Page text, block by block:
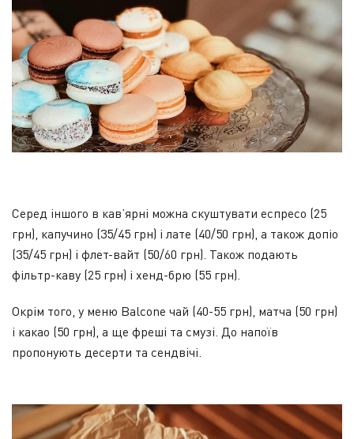
Серед іншого в кав’ярні можна скуштувати еспресо (25
грн), капучино (35/45 грн) і лате (40/50 грн), а також допіо
(35/45 грн) і флет-вайт (50/60 грн). Також подають
фільтр-каву (25 грн) і хенд-брю (55 грн).
Окрім того, у меню Balcone чай (40-55 грн), матча (50 грн)
і какао (50 грн), а ще фреші та смузі. До напоїв
пропонують десерти та сендвічі.